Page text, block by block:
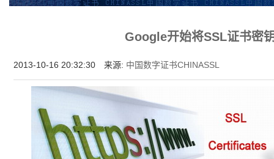
Google开始将SSL证书密
2013-10-16 20:32:30 来源: 中国数字证书CHINASSL